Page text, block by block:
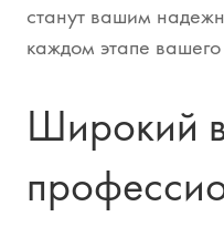
станут вашим
каждом этапе вашего
Широкий